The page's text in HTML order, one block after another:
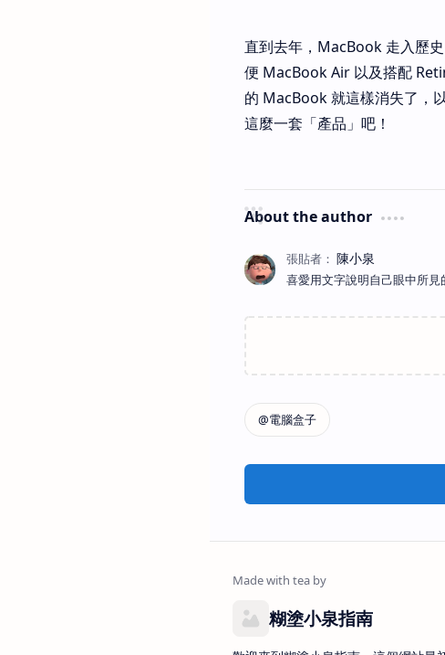
直到去年，MacBook 走入歷
便 MacBook Air 以及搭配
的 MacBook 就這樣消失了，
這麼一套「產品」吧！
About the author
喜愛用文字說明自己眼中所見
糊塗小泉指南